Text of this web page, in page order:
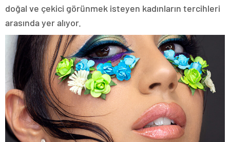
doğal ve çekici görünmek isteyen kadınların tercihleri
arasında yer alıyor.